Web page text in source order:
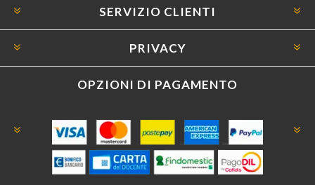
SERVIZIO CLIENTI
PRIVACY
OPZIONI DI PAGAMENTO